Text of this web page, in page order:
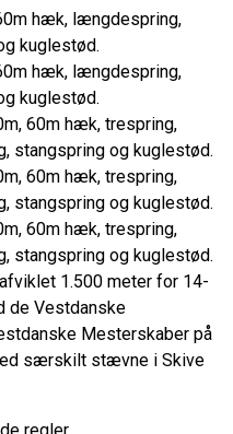
hæk, længdespring,
kuglestød.
hæk, længdespring,
kuglestød.
60m hæk, trespring,
stangspring og kuglestød.
60m hæk, trespring,
stangspring og kuglestød.
60m hæk, trespring,
stangspring og kuglestød.
1.500 meter for 14-
de Vestdanske
Mesterskaber på
særskilt stævne i Skive